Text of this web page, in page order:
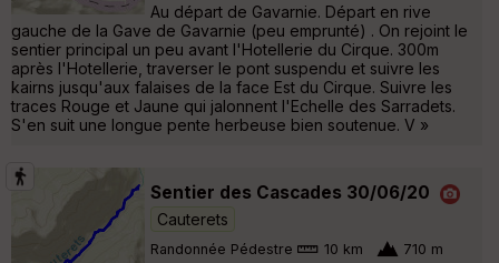
Au départ de Gavarnie. Départ en rive
gauche de la Gave de Gavarnie (peu emprunté) . On rejoint le
sentier principal un peu avant l'Hotellerie du Cirque. 300m
après l'Hotellerie, traverser le pont suspendu et suivre les
kairns jusqu'aux falaises de la face Est du Cirque. Suivre les
traces Rouge et Jaune qui jalonnent l'Echelle des Sarradets.
S'en suit une longue pente herbeuse bien soutenue. V »
Sentier des Cascades 30/06/20
Cauterets
Randonnée Pédestre 10 km 710 m